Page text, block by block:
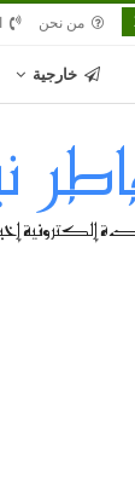
من نحن
خارجية